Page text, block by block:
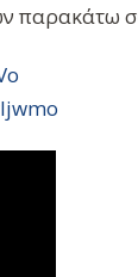
παρακάτω